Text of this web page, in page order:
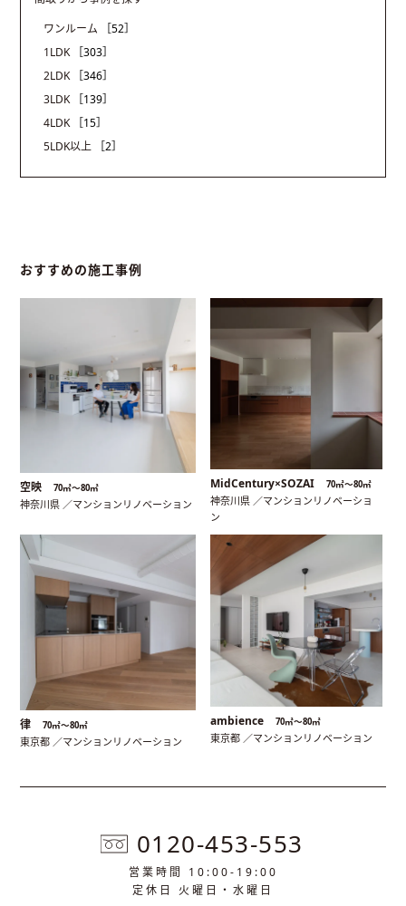
ワンルーム
［52］
1LDK
［303］
2LDK
［346］
3LDK
［139］
4LDK
［15］
5LDK以上
［2］
おすすめの施工事例
空映 70㎡〜80㎡
神奈川県 ／マンションリノベーション
MidCentury×SOZAI 70㎡〜80㎡
神奈川県 ／マンションリノベーショ
ン
律 70㎡〜80㎡
東京都 ／マンションリノベーション
ambience 70㎡〜80㎡
東京都 ／マンションリノベーション
0120-453-553
営業時間 10:00-19:00
定休日 火曜日・水曜日